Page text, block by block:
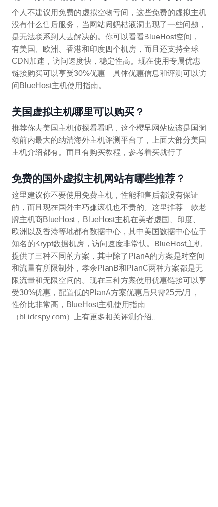
个人不建议用免费的虚拟空物亏间，这些免费的虚拟主机
没有什么售后服务，当网站闹蚂枯液洞出现了一些问题，
是无法联系到人去解决的。你可以看看BlueHost空间，
有美国、欧洲、香港和印度四个机房，而且还支持全球
CDN加速，访问速度快，稳定性高。现在使用专属优惠
链接购买可以享受30%优惠，具体优惠信息和评测可以访
问BlueHost主机使用指南。
美国虚拟主机哪里可以购买？
推荐你去美国主机侦探看看吧，这个樱早网站应该是国洞
颂前内最大的纳清海外主机评测平台了，上面大部分美国
主机介绍都有。而且有购买教程，参考着买就行了
免费的国外虚拟主机网站有哪些推荐？
这里建议你不要使用免费主机，性能和售后都没有保证
的，而且现在国外主巧嫌滚机也不贵的。这里推荐一款老
牌主机商BlueHost，BlueHost主机在美者虚国、印度、
欧洲以及香港等地都有数据中心，其中美国数据中心位于
知名的Krypt数据机房，访问速度非常快。BlueHost主机
提供了三种不同的方案，其中除了PlanA的方案是对空间
和流量有所限制外，孝余PlanB和PlanC两种方案都是无
限流量和无限空间的。现在三种方案使用优惠链接可以享
受30%优惠，配置低的PlanA方案优惠后只需25元/月，
性价比非常高，BlueHost主机使用指南
（bl.idcspy.com）上有更多相关评测介绍。